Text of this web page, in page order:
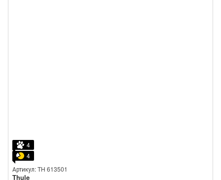
4
4
Артикул: TH 613501
Thule